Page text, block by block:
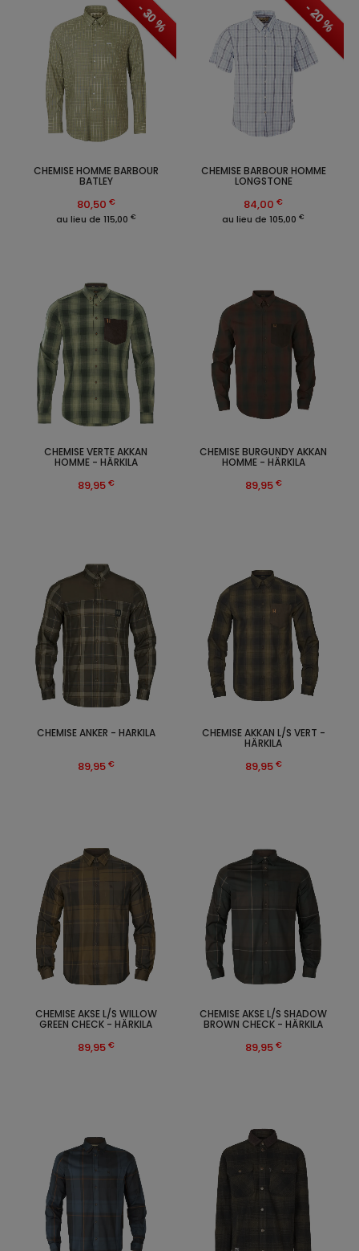
- 20 %
CHEMISE BARBOUR HOMME
LONGSTONE
84,00 €
au lieu de 105,00 €
- 30 %
CHEMISE HOMME BARBOUR
BATLEY
80,50 €
au lieu de 115,00 €
CHEMISE VERTE AKKAN
HOMME - HÄRKILA
89,95 €
CHEMISE BURGUNDY AKKAN
HOMME - HÄRKILA
89,95 €
CHEMISE ANKER - HARKILA
89,95 €
CHEMISE AKKAN L/S VERT -
HÄRKILA
89,95 €
CHEMISE AKSE L/S WILLOW
GREEN CHECK - HÄRKILA
89,95 €
CHEMISE AKSE L/S SHADOW
BROWN CHECK - HÄRKILA
89,95 €